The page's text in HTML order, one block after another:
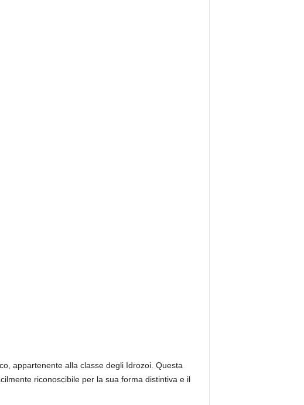
appartenente alla classe degli Idrozoi. Questa
riconoscibile per la sua forma distintiva e il